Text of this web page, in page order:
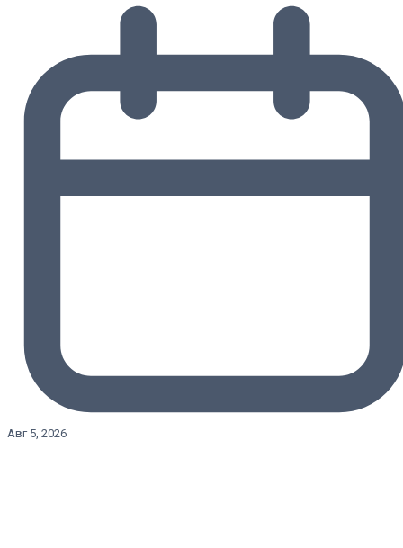
Авг 5, 2026